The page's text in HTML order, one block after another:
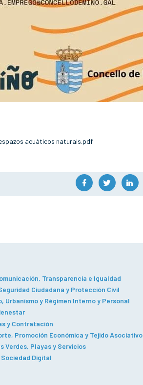
acuáticos naturais.pdf
Transparencia e Igualdad
Ciudadana y Protección Civil
Urbanismo y Régimen Interno y Personal
y Contratación
Promoción Económica y Tejido Asociativo
Verdes, Playas y Servicios
Digital